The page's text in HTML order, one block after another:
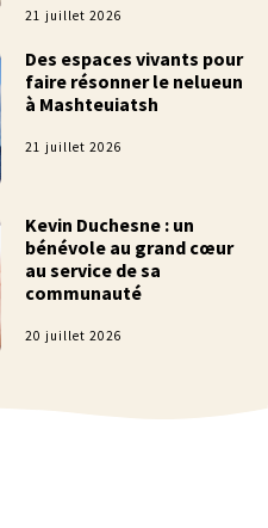
21 juillet 2026
Des espaces vivants pour
faire résonner le nelueun
à Mashteuiatsh
21 juillet 2026
Kevin Duchesne : un
bénévole au grand cœur
au service de sa
communauté
20 juillet 2026